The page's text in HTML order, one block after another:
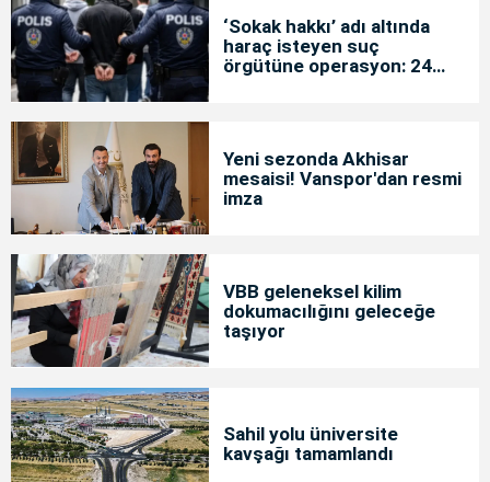
‘Sokak hakkı’ adı altında
haraç isteyen suç
örgütüne operasyon: 24
Yeni sezonda Akhisar
mesaisi! Vanspor'dan resmi
imza
VBB geleneksel kilim
dokumacılığını geleceğe
taşıyor
Sahil yolu üniversite
kavşağı tamamlandı